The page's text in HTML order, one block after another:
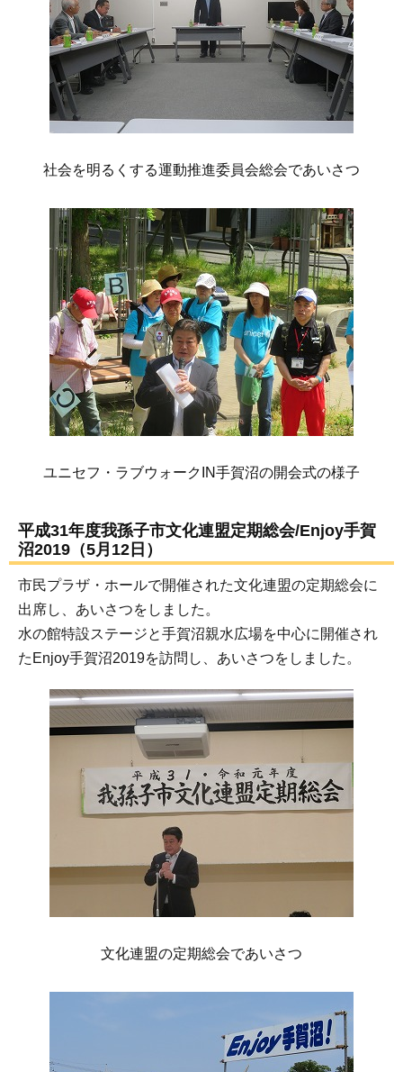
社会を明るくする運動推進委員会総会であいさつ
ユニセフ・ラブウォークIN手賀沼の開会式の様子
平成31年度我孫子市文化連盟定期総会/Enjoy手賀
沼2019（5月12日）
市民プラザ・ホールで開催された文化連盟の定期総会に
出席し、あいさつをしました。
水の館特設ステージと手賀沼親水広場を中心に開催され
たEnjoy手賀沼2019を訪問し、あいさつをしました。
文化連盟の定期総会であいさつ